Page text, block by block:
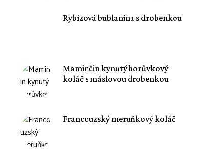
Rybízová bublanina s drobenkou
Maminčin kynutý borůvkový
koláč s máslovou drobenkou
Francouzský meruňkový koláč